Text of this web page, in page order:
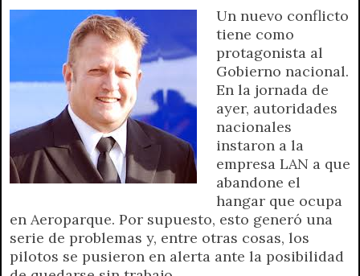
y
Un nuevo conflicto
tiene como
protagonista al
Gobierno nacional.
En la jornada de
ayer, autoridades
nacionales
instaron a la
empresa LAN a que
abandone el
hangar que ocupa
en Aeroparque. Por supuesto, esto generó una
serie de problemas y, entre otras cosas, los
pilotos se pusieron en alerta ante la posibilidad